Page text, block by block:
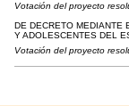
Votación del proyecto
DE DECRETO MEDIANTE
Y ADOLESCENTES DEL
Votación del proyecto